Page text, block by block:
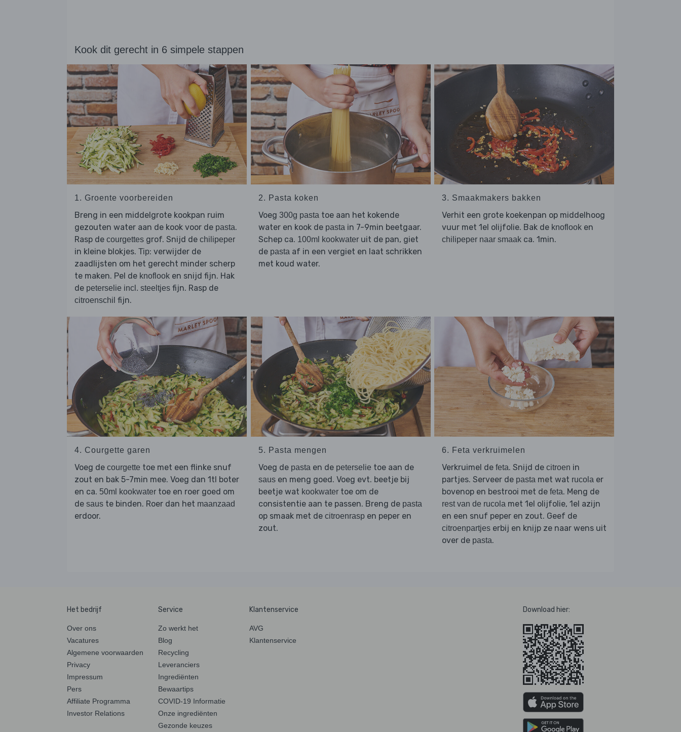
Kook dit gerecht in 6 simpele stappen
1. Groente voorbereiden
Breng in een middelgrote kookpan ruim
gezouten water aan de kook voor de pasta.
Rasp de courgettes grof. Snijd de chilipeper
in kleine blokjes. Tip: verwijder de
zaadlijsten om het gerecht minder scherp
te maken. Pel de knoflook en snijd fijn. Hak
de peterselie incl. steeltjes fijn. Rasp de
citroenschil fijn.
2. Pasta koken
Voeg 300g pastatoe aan het kokende
water en kook de pastain 7-9min beetgaar.
Schep ca. 100ml kookwateruit de pan, giet
de pastaaf in een vergiet en laat schrikken
met koud water.
3. Smaakmakers bakken
Verhit een grote koekenpan op middelhoog
vuur met 1el olijfolie. Bak de knoflook en
chilipeper naar smaak ca. 1min.
4. Courgette garen
Voeg de courgette toe met een flinke snuf
zout en bak 5-7min mee. Voeg dan 1tl boter
en ca. 50ml kookwater toe en roer goed om
de saus te binden. Roer dan het maanzaad
erdoor.
5. Pasta mengen
Voeg de pasta en de peterselie toe aan de
sausen meng goed. Voeg evt. beetje bij
beetje wat kookwatertoe om de
consistentie aan te passen. Breng de pasta
op smaak met de citroenraspen peper en
zout.
6. Feta verkruimelen
Verkruimel de feta. Snijd de citroen in
partjes. Serveer de pasta met wat rucola er
bovenop en bestrooi met de feta. Meng de
rest van de rucola met 1el olijfolie, 1el azijn
en een snuf peper en zout. Geef de
citroenpartjes erbij en knijp ze naar wens uit
over de pasta.
Het bedrijf
Over ons
Vacatures
Algemene voorwaarden
Privacy
Impressum
Pers
Affiliate Programma
Investor Relations
Service
Zo werkt het
Blog
Recycling
Leveranciers
Ingrediënten
Bewaartips
COVID-19 Informatie
Onze ingrediënten
Gezonde keuzes
Klantenservice
AVG
Klantenservice
Download hier: